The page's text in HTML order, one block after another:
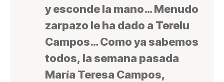
y esconde la mano… Menudo
zarpazo le ha dado a Terelu
Campos… Como ya sabemos
todos, la semana pasada
María Teresa Campos,